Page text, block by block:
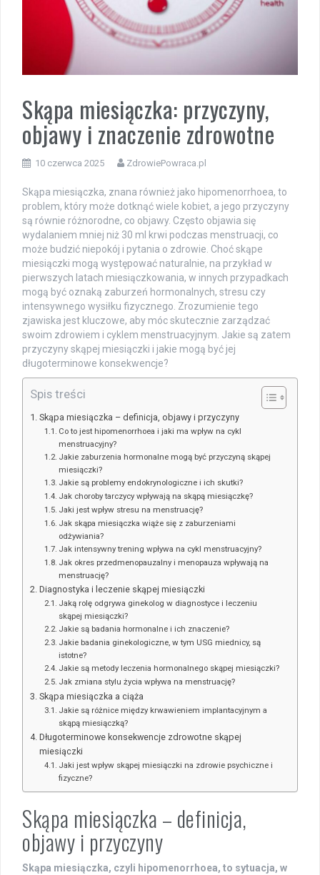
Skąpa miesiączka: przyczyny,
objawy i znaczenie zdrowotne
10 czerwca 2025 ZdrowiePowraca.pl
Skąpa miesiączka, znana również jako hipomenorrhoea, to
problem, który może dotknąć wiele kobiet, a jego przyczyny
są równie różnorodne, co objawy. Często objawia się
wydalaniem mniej niż 30 ml krwi podczas menstruacji, co
może budzić niepokój i pytania o zdrowie. Choć skąpe
miesiączki mogą występować naturalnie, na przykład w
pierwszych latach miesiączkowania, w innych przypadkach
mogą być oznaką zaburzeń hormonalnych, stresu czy
intensywnego wysiłku fizycznego. Zrozumienie tego
zjawiska jest kluczowe, aby móc skutecznie zarządzać
swoim zdrowiem i cyklem menstruacyjnym. Jakie są zatem
przyczyny skąpej miesiączki i jakie mogą być jej
długoterminowe konsekwencje?
Spis treści
Skąpa miesiączka – definicja, objawy i przyczyny
Co to jest hipomenorrhoea i jaki ma wpływ na cykl
menstruacyjny?
Jakie zaburzenia hormonalne mogą być przyczyną skąpej
miesiączki?
Jakie są problemy endokrynologiczne i ich skutki?
Jak choroby tarczycy wpływają na skąpą miesiączkę?
Jaki jest wpływ stresu na menstruację?
Jak skąpa miesiączka wiąże się z zaburzeniami
odżywiania?
Jak intensywny trening wpływa na cykl menstruacyjny?
Jak okres przedmenopauzalny i menopauza wpływają na
menstruację?
Diagnostyka i leczenie skąpej miesiączki
Jaką rolę odgrywa ginekolog w diagnostyce i leczeniu
skąpej miesiączki?
Jakie są badania hormonalne i ich znaczenie?
Jakie badania ginekologiczne, w tym USG miednicy, są
istotne?
Jakie są metody leczenia hormonalnego skąpej miesiączki?
Jak zmiana stylu życia wpływa na menstruację?
Skąpa miesiączka a ciąża
Jakie są różnice między krwawieniem implantacyjnym a
skąpą miesiączką?
Długoterminowe konsekwencje zdrowotne skąpej
miesiączki
Jaki jest wpływ skąpej miesiączki na zdrowie psychiczne i
fizyczne?
Skąpa miesiączka – definicja,
objawy i przyczyny
Skąpa miesiączka, czyli hipomenorrhoea, to sytuacja, w